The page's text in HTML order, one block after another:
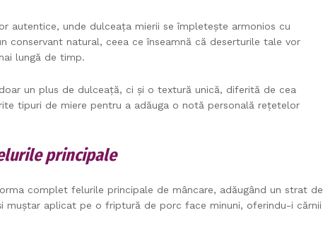
autentice, unde dulceața mierii se împletește armonios cu
conservant natural, ceea ce înseamnă că deserturile tale vor
lungă de timp.
un plus de dulceață, ci și o textură unică, diferită de cea
tipuri de miere pentru a adăuga o notă personală rețetelor
principale
complet felurile principale de mâncare, adăugând un strat de
muștar aplicat pe o friptură de porc face minuni, oferindu-i cărnii